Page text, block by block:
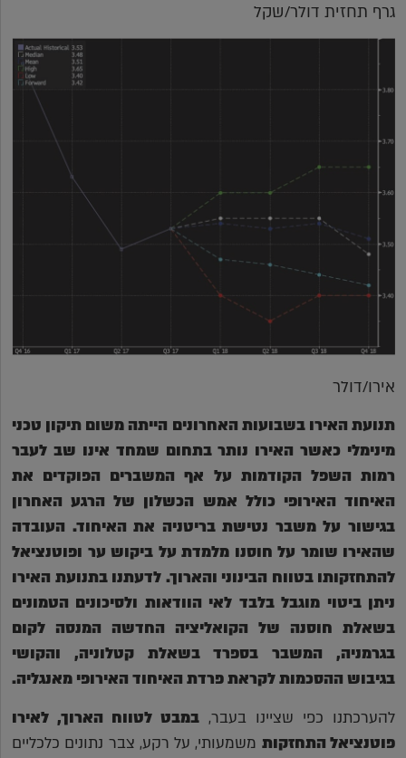
גרף תחזית דולר/שקל
אירו/דולר
תנועת האירו בשבועות האחרונים הייתה משום תיקון טכני
מינימלי כאשר האירו נותר בתחום שמחד אינו שב לעבר
רמות השפל הקודמות על אף המשברים הפוקדים את
האיחוד האירופי כולל אמש הכשלון של הרגע האחרון
בגישור על משבר נטישת בריטניה את האיחוד. העובדה
שהאירו שומר על חוסנו מלמדת על ביקוש ער ופוטנציאל
להתחזקותו בטווח הבינוני והארוך. לדעתנו בתנועת האירו
ניתן ביטוי מוגבל בלבד לאי הוודאות ולסיכונים הטמונים
בשאלת חוסנה של הקואליציה החדשה המנסה לקום
בגרמניה, המשבר בספרד בשאלת קטלוניה, והקושי
בגיבוש ההסכמות לקראת פרדת האיחוד האירופי מאנגליה.
להערכתנו כפי שציינו בעבר, במבט לטווח הארוך, לאירו
פוטנציאל התחזקות משמעותי, על רקע, צבר נתונים כלכליים